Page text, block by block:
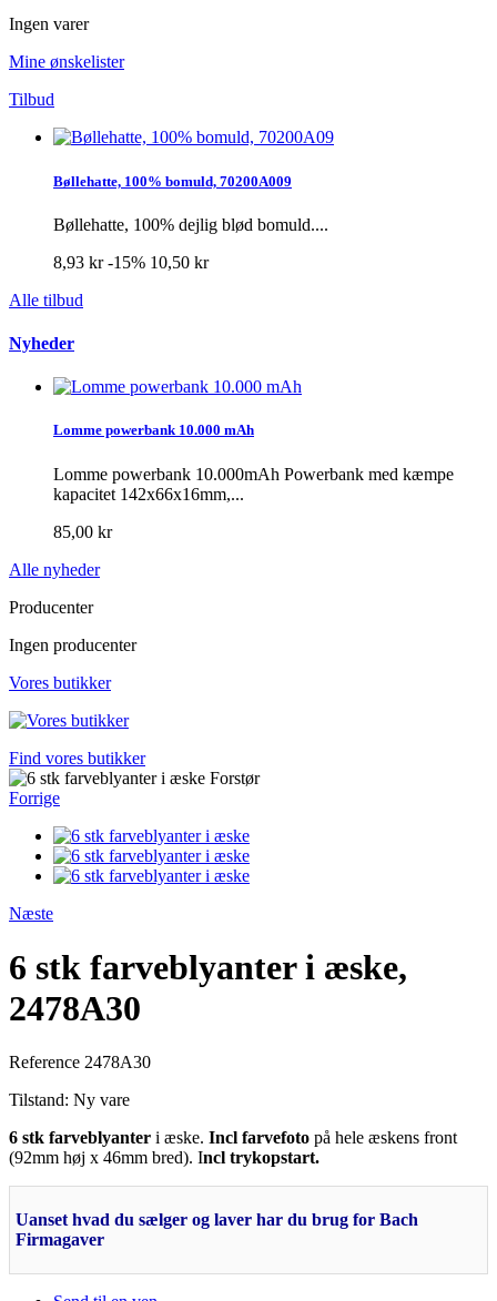
Ingen varer
Mine ønskelister
Tilbud
Bøllehatte, 100% bomuld, 70200A009
Bøllehatte, 100% dejlig blød bomuld....
8,93 kr-15% 10,50 kr
Alle tilbud
Nyheder
Lomme powerbank 10.000 mAh
Lomme powerbank 10.000mAh Powerbank med kæmpe
kapacitet 142x66x16mm,...
85,00 kr
Alle nyheder
Producenter
Ingen producenter
Vores butikker
Find vores butikker
Forstør
Forrige
Næste
6 stk farveblyanter i æske,
2478A30
Reference 2478A30
Tilstand: Ny vare
6 stk farveblyanter i æske. Incl farvefoto på hele æskens front
(92mm høj x 46mm bred). Incl trykopstart.
Uanset hvad du sælger og laver har du brug for Bach
Firmagaver